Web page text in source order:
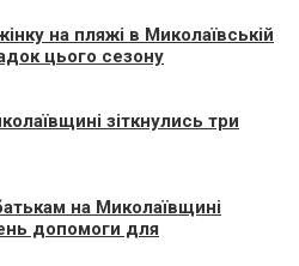
на пляжі в Миколаївській
цього сезону
зіткнулись три
на Миколаївщині
допомоги для